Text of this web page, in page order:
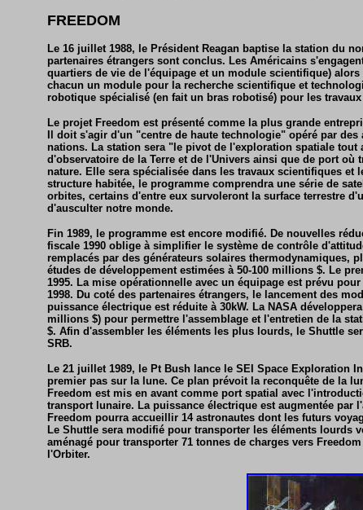
FREEDOM
Le 16 juillet 1988, le Président Reagan baptise la station du
partenaires étrangers sont conclus. Les Américains
quartiers de vie de l'équipage et un module scientifique)
chacun un module pour la recherche scientifique et
robotique spécialisé (en fait un bras robotisé) pour les
Le projet Freedom est présenté comme la plus grande
Il doit s'agir d'un "centre de haute technologie" opéré par
nations. La station sera "le pivot de l'exploration spatiale
d'observatoire de la Terre et de l'Univers ainsi que de port où
nature. Elle sera spécialisée dans les travaux scientifiques et
structure habitée, le programme comprendra une série de
orbites, certains d'entre eux survoleront la surface terrestre
d'ausculter notre monde.
Fin 1989, le programme est encore modifié. De nouvelles
fiscale 1990 oblige à simplifier le système de contrôle
remplacés par des générateurs solaires thermodynamiques,
études de développement estimées à 50-100 millions $. Le
1995. La mise opérationnelle avec un équipage est prévu
1998. Du coté des partenaires étrangers, le lancement des
puissance électrique est réduite à 30kW. La NASA
millions $) pour permettre l'assemblage et l'entretien de la
$. Afin d'assembler les éléments les plus lourds, le Shuttle
SRB.
Le 21 juillet 1989, le Pt Bush lance le SEI Space Exploration
premier pas sur la lune. Ce plan prévoit la reconquête de la
Freedom est mis en avant comme port spatial avec
transport lunaire. La puissance électrique est augmentée par
Freedom pourra accueillir 14 astronautes dont les futurs
Le Shuttle sera modifié pour transporter les éléments lourds
aménagé pour transporter 71 tonnes de charges vers
l'Orbiter.